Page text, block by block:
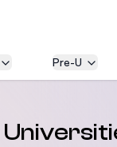
Pre-U